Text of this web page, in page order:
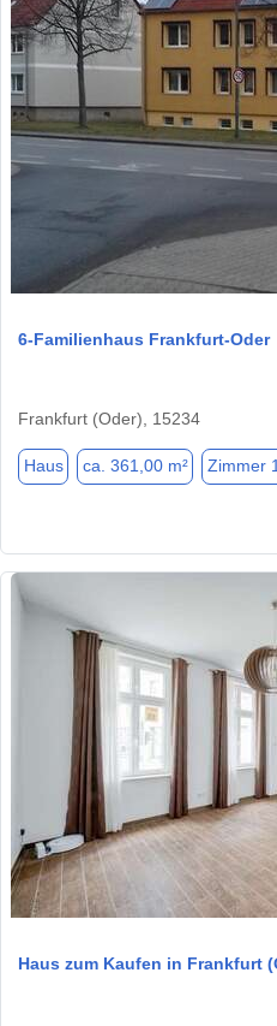
6-Familienhaus Frankfurt-Oder
Frankfurt (Oder), 15234
Haus ca. 361,00 m² Zimmer
Haus zum Kaufen in Frankfurt